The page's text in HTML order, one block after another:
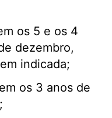
os 5 e os 4
dezembro,
indicada;
os 3 anos de